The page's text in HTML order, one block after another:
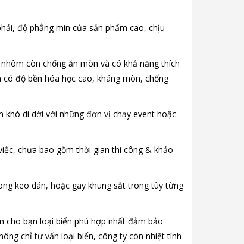
độ phẳng min của sản phẩm cao, chịu
còn chống ăn mòn và có khả năng thích
độ bền hóa học cao, kháng mòn, chống
khó di dời với những đơn vị chạy event hoặc
chưa bao gồm thời gian thi công & khảo
keo dán, hoặc gãy khung sắt trong tùy từng
cho bạn loại biển phù hợp nhất đảm bảo
chỉ tư vấn loại biển, công ty còn nhiệt tình